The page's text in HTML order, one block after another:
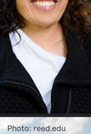
Photo: reed.edu